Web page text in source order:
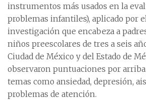
instrumentos más usados en la
problemas infantiles), aplicado por
investigación que encabeza a
niños preescolares de tres a seis
Ciudad de México y del Estado de
observaron puntuaciones por
temas como ansiedad, depresión,
problemas de atención.